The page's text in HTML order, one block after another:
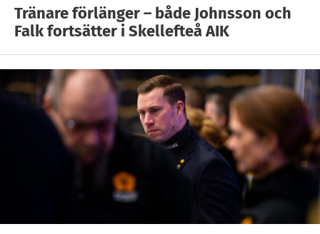
Tränare förlänger – både Johnsson och
Falk fortsätter i Skellefteå AIK